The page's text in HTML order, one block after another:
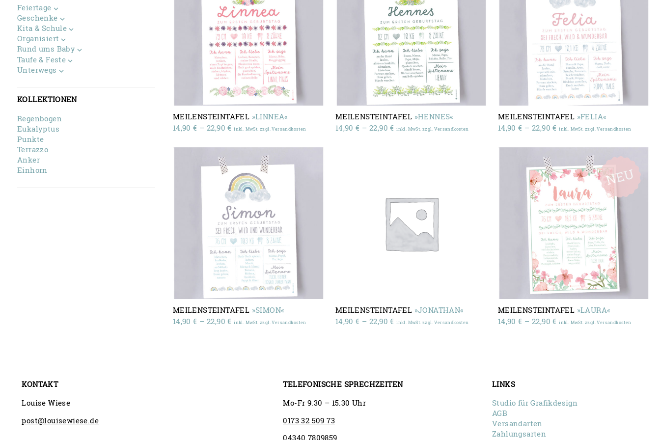
Feiertage
Geschenke
Kita & Schule
Organisiert
Rund ums Baby
Taufe & Feste
Unterwegs
KOLLEKTIONEN
Regenbogen
Eukalyptus
Punkte
Terrazzo
Anker
Einhorn
MEILENSTEINTAFEL »LINNEA«
14,90€ – 22,90€ Preisspanne:
bis
inkl. MwSt. zzgl. Versandkosten
MEILENSTEINTAFEL »HENNES«
14,90€ – 22,90€ Preisspanne:
inkl. MwSt. zzgl. Versandkosten
MEILENSTEINTAFEL »FELIA«
14,90€ – 22,90€ Preisspanne:
bis
inkl. MwSt. zzgl. Versandkosten
MEILENSTEINTAFEL »SIMON«
14,90€ – 22,90€ Preisspanne:
inkl. MwSt. zzgl. Versandkosten
MEILENSTEINTAFEL »JONATHAN«
14,90€ – 22,90€ Preisspanne:
inkl. MwSt. zzgl. Versandkosten
MEILENSTEINTAFEL »LAURA«
14,90€ – 22,90€ Preisspanne:
inkl. MwSt. zzgl. Versandkosten
KONTAKT
Louise Wiese
post@louisewiese.de
TELEFONISCHE SPRECHZEITEN
Mo-Fr 9.30 – 15.30 Uhr
0173 32 509 73
04340.7809859
LINKS
Studio für Grafikdesign
AGB
Versandarten
Zahlungsarten